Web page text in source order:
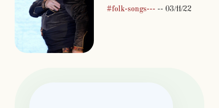
#folk-songs--- -- 03/11/22